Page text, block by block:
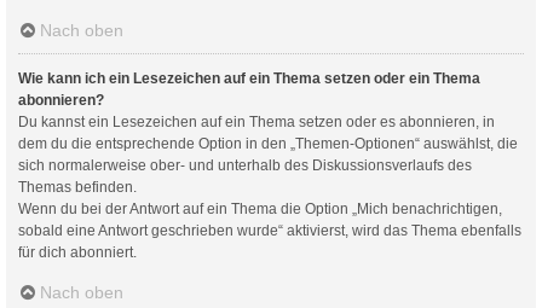
Nach oben
Wie kann ich ein Lesezeichen auf ein Thema setzen oder ein Thema
abonnieren?
Du kannst ein Lesezeichen auf ein Thema setzen oder es abonnieren, in
dem du die entsprechende Option in den „Themen-Optionen“ auswählst, die
sich normalerweise ober- und unterhalb des Diskussionsverlaufs des
Themas befinden.
Wenn du bei der Antwort auf ein Thema die Option „Mich benachrichtigen,
sobald eine Antwort geschrieben wurde“ aktivierst, wird das Thema ebenfalls
für dich abonniert.
Nach oben